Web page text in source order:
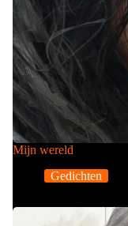
Mijn wereld
Gedichten